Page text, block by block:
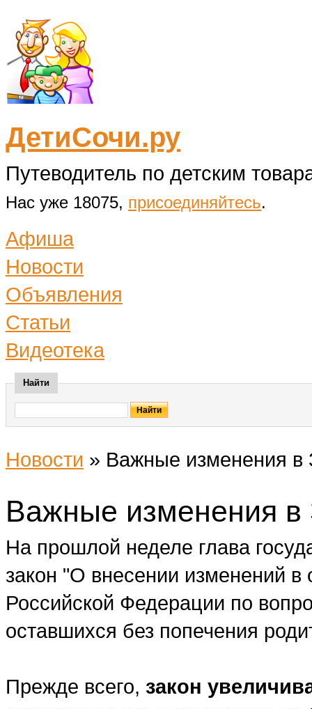
ДетиСочи.ру
Путеводитель по детским
Нас уже 18075, присоединяйтесь.
Афиша
Новости
Объявления
Статьи
Видеотека
Найти
Новости » Важные изменения в
Важные изменения в
На прошлой неделе глава
закон "О внесении изменений в
Российской Федерации по
оставшихся без попечения
Прежде всего, закон